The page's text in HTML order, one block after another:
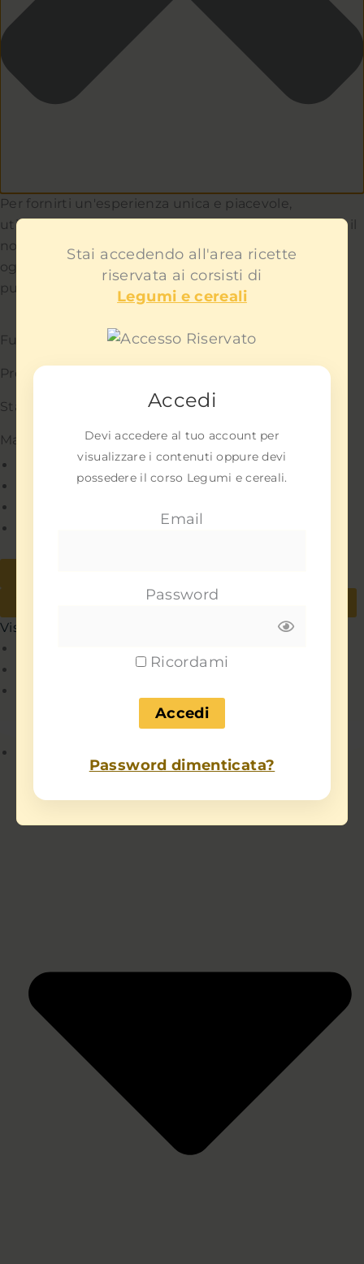
Per fornirti un'esperienza unica e piacevole,
utilizziamo i cookie per capire e aiutarci a migliorare il
nostro sito e servizio. Teniamo a cuore la privacy di
ogni utente e non ti mostreremo contenuti
pubblicitari fastidiosi.
Funzionale Sempre attivo
Preferenze
Statistiche
Marketing
Gestisci opzioni
Gestisci servizi
Per saperne di più su questi scopi
Visualizza le preferenze
Visualizza le preferenze
Stai accedendo all'area ricette
riservata ai corsisti di
Legumi e cereali
Accedi
Devi accedere al tuo account per
visualizzare i contenuti oppure devi
possedere il corso Legumi e cereali.
Email
Password
Ricordami
Password dimenticata?